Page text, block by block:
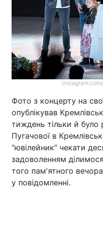
Фото з концерту на
опублікував
тиждень тільки й
Пугачової в
"ювілейник" чекати
задоволенням
того пам'ятного
у повідомленні.